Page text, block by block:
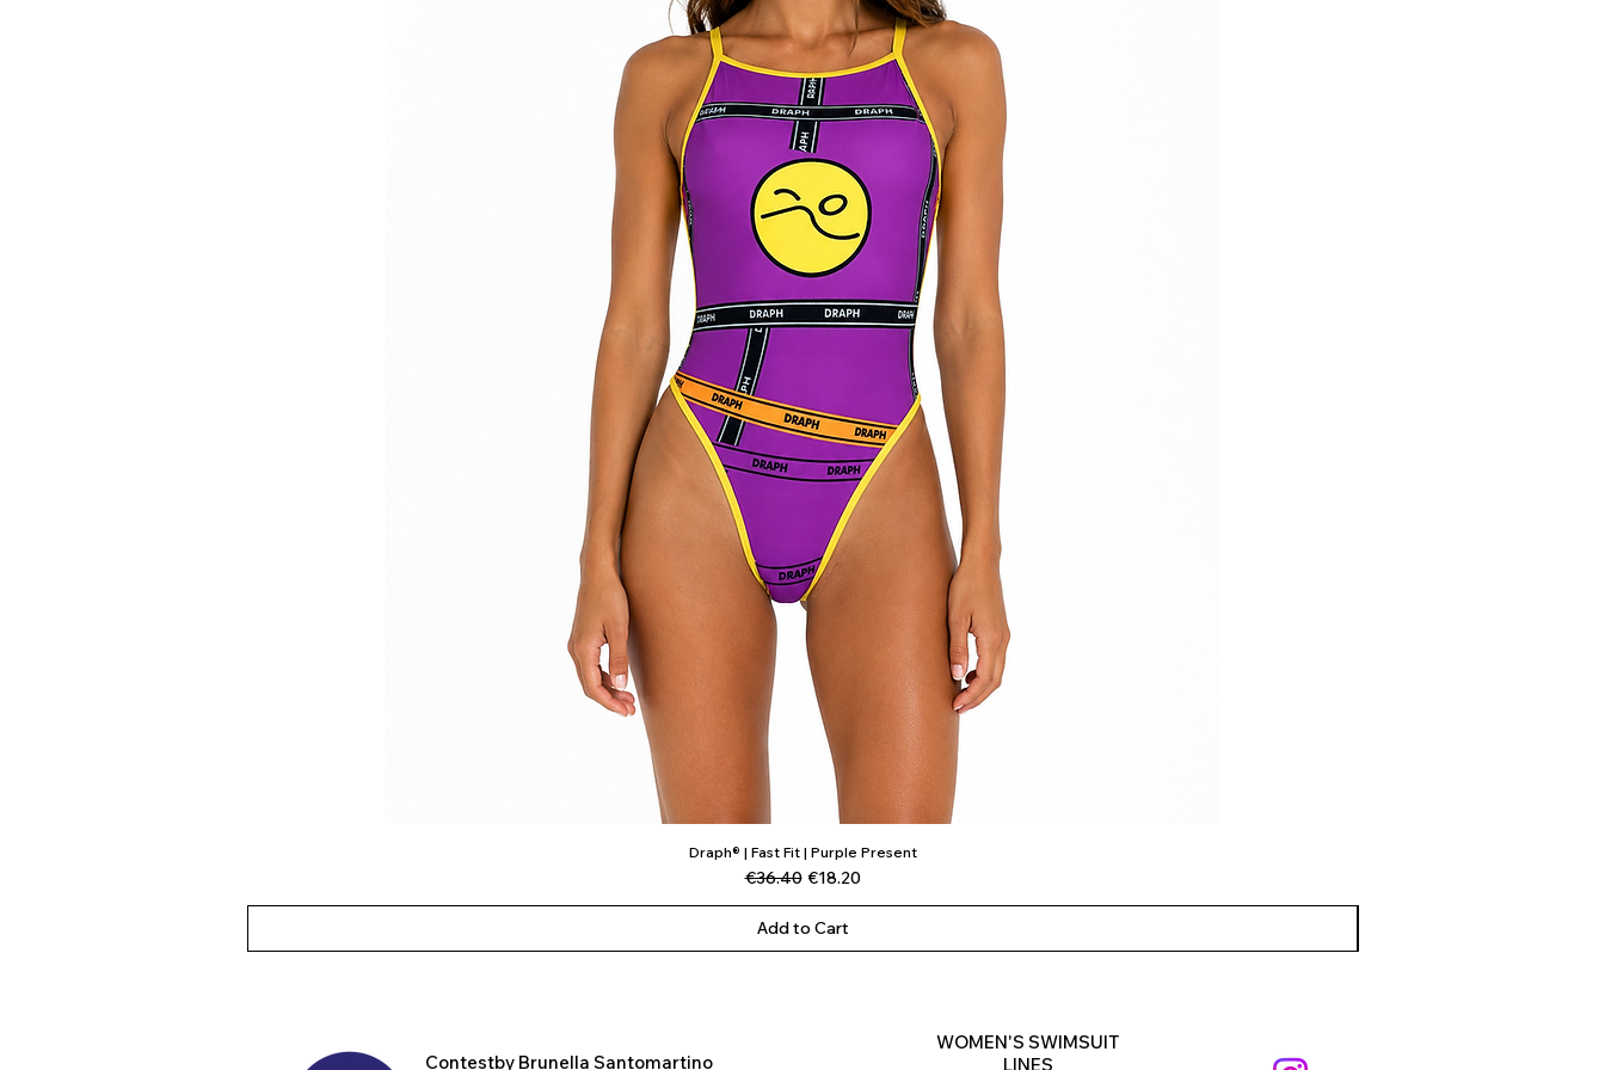
Quick View
Draph® | Fast Fit | Purple Present
Regular Price
€36.40 Sale Price
€18.20
Add to Cart
Contestby Brunella Santomartino
WOMEN'S SWIMSUIT
LINES